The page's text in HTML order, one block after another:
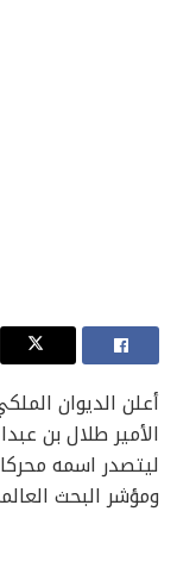
أعلن الديوان
الأمير طلال بن
ليتصدر اسمه
ومؤشر البحث